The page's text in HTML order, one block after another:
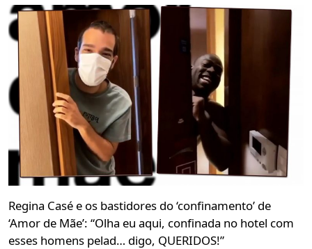
Regina Casé e os bastidores do ‘confinamento’ de
‘Amor de Mãe’: “Olha eu aqui, confinada no hotel com
esses homens pelad… digo, QUERIDOS!”